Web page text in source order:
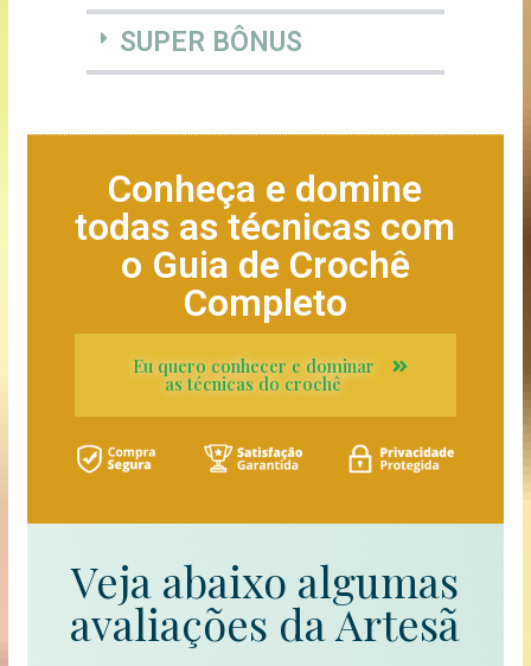
SUPER BÔNUS
Conheça e domine
todas as técnicas com
o Guia de Crochê
Completo
Eu quero conhecer e dominar
as técnicas do crochê
Veja abaixo algumas
avaliações da Artesã